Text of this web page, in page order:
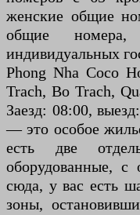
женские общие
общие
индивидуальных
Phong Nha Coco
Trach, Bo Trach,
Заезд: 08:00,
— это особое
есть две
оборудованные, с
сюда, у вас есть
зоны,